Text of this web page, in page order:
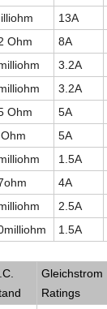
13A
Ohm 8A
3.2A
3.2A
Ohm 5A
5A
1.5A
4A
2.5A
1.5A
Gleichstrom
Ratings